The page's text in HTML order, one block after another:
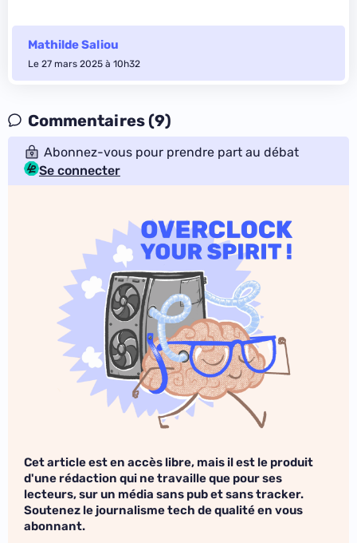
Mathilde Saliou
Le 27 mars 2025 à 10h32
Commentaires (9)
Abonnez-vous pour prendre part au débat
Se connecter
Cet article est en accès libre, mais il est le produit
d'une rédaction qui ne travaille que pour ses
lecteurs, sur un média sans pub et sans tracker.
Soutenez le journalisme tech de qualité en vous
abonnant.